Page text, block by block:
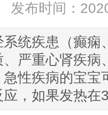
发布时间：
系统疾患（癫
严重心肾疾
性疾病的宝
应，如果发热